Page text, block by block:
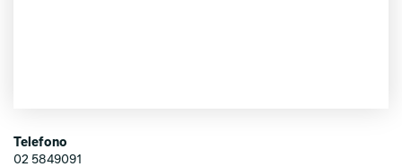
Telefono
02 5849091